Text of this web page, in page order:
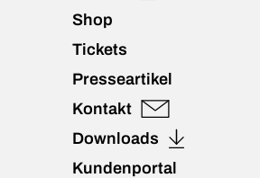
Shop
Tickets
Presseartikel
Kontakt
Downloads
Kundenportal